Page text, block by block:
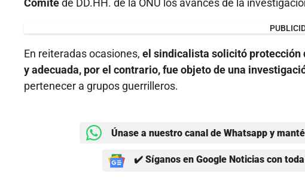
Comitéde DD.HH. de la ONU los avances de la
En reiteradas ocasiones, el sindicalista solicitó protección
y adecuada, por el contrario, fue objeto de una
pertenecer a grupos guerrilleros.
Únase a nuestro canal de Whatsapp y
✔️ Síganos en Google Noticias con